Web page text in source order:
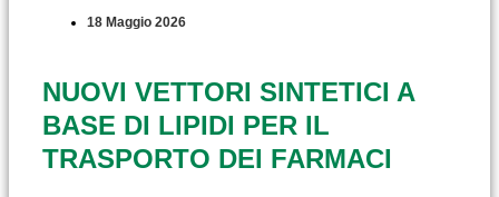
18 Maggio 2026
NUOVI VETTORI SINTETICI A
BASE DI LIPIDI PER IL
TRASPORTO DEI FARMACI